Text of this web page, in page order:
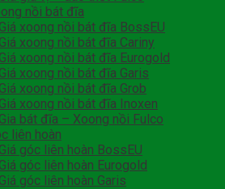
nồi bát đĩa
Giá xoong nồi bát đĩa BossEU
Giá xoong nồi bát đĩa Cariny
Giá xoong nồi bát đĩa Eurogold
Giá xoong nồi bát đĩa Garis
Giá xoong nồi bát đĩa Grob
Giá xoong nồi bát đĩa Inoxen
Gia bát đĩa – Xoong nồi Fulco
liên hoàn
Giá góc liên hoàn BossEU
Giá góc liên hoàn Eurogold
Giá góc liên hoàn Garis